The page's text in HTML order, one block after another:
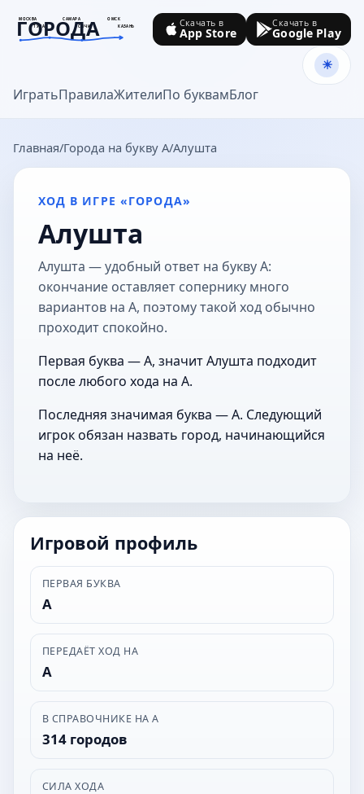
МОСКВА САМАРА
ОМСК
ТУЛА
СОЧИ КАЗАНЬ
ГОРОДА
goroda-na.ru
ИгратьПравилаЖителиПо буквамБлог
Скачать в
App Store
Скачать в
Google Play
Главная Города на букву А Алушта
ХОД В ИГРЕ «ГОРОДА»
Алушта
Алушта — удобный ответ на букву А:
окончание оставляет сопернику много
вариантов на А, поэтому такой ход обычно
проходит спокойно.
Первая буква — А, значит Алушта подходит
после любого хода на А.
Последняя значимая буква — А. Следующий
игрок обязан назвать город, начинающийся
на неё.
Игровой профиль
ПЕРВАЯ БУКВА
А
ПЕРЕДАЁТ ХОД НА
А
В СПРАВОЧНИКЕ НА А
314 городов
СИЛА ХОДА